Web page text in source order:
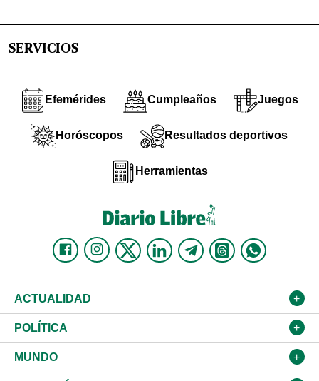
SERVICIOS
Efemérides Cumpleaños Juegos
Horóscopos Resultados deportivos
Herramientas
ACTUALIDAD
Nacional
Ciudad
POLÍTICA
Partidos
MUNDO